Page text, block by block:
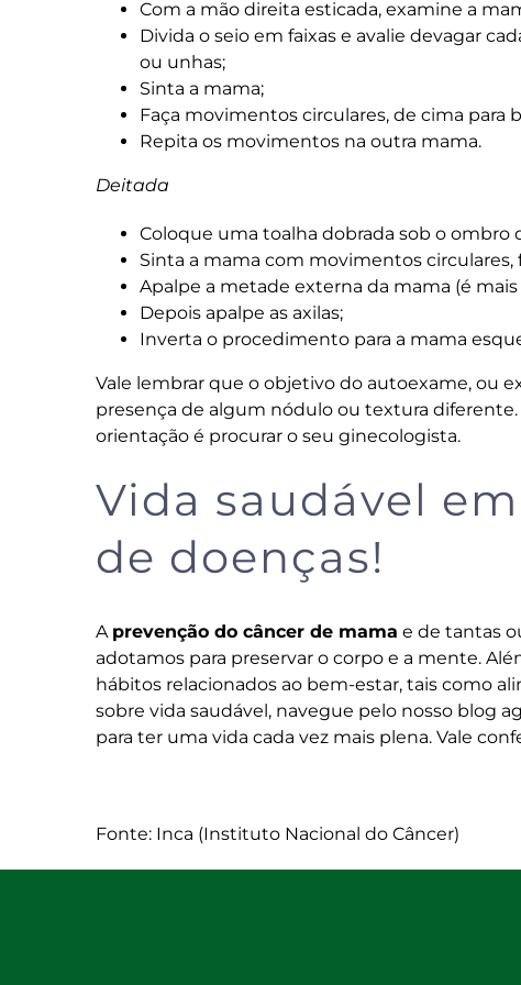
Com a mão direita esticada, examine a
Divida o seio em faixas e avalie devagar
ou unhas;
Sinta a mama;
Faça movimentos circulares, de cima para
Repita os movimentos na outra mama.
Deitada
Coloque uma toalha dobrada sob o ombro
Sinta a mama com movimentos circulares,
Apalpe a metade externa da mama (é
Depois apalpe as axilas;
Inverta o procedimento para a mama
Vale lembrar que o objetivo do autoexame, ou
presença de algum nódulo ou textura
orientação é procurar o seu ginecologista.
Vida saudável
de doenças!
A prevenção do câncer de mama e de tantas
adotamos para preservar o corpo e a mente.
hábitos relacionados ao bem-estar, tais como
sobre vida saudável, navegue pelo nosso blog
para ter uma vida cada vez mais plena. Vale
Fonte: Inca (Instituto Nacional do Câncer)